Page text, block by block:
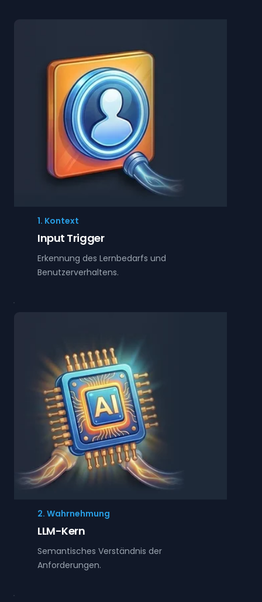
1. Kontext
Input Trigger
Erkennung des Lernbedarfs und
Benutzerverhaltens.
2. Wahrnehmung
LLM-Kern
Semantisches Verständnis der
Anforderungen.